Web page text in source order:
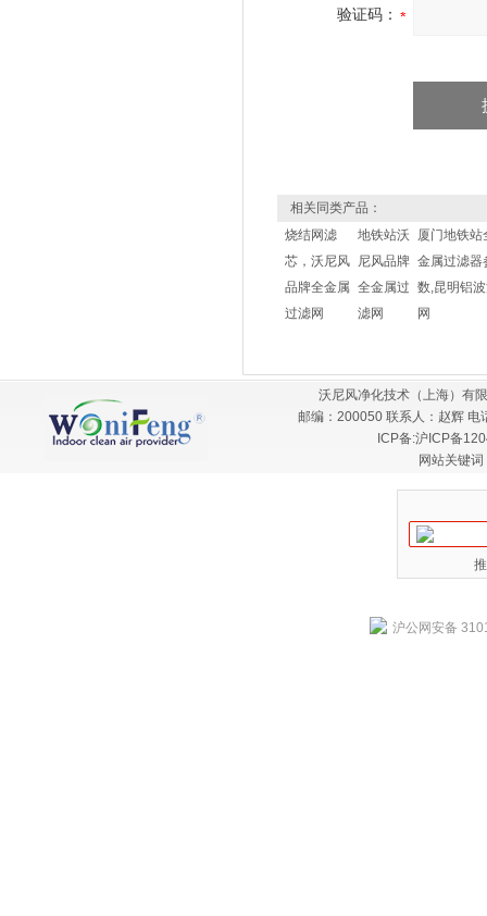
验证码：
相关同类产品：
烧结网滤
芯，沃尼风
品牌全金属
过滤网
地铁站沃
尼风品牌
全金属过
滤网
厦门地铁站
金属过滤器
数,昆明铝
网
沃尼风净化技术（上海）有
邮编：200050 联系人：赵辉
ICP备:沪ICP备
网站关键
沪公网安备